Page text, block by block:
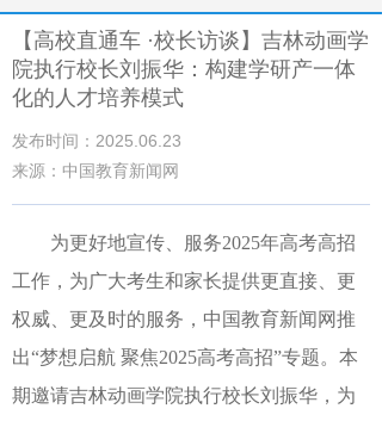
【高校直通车 ·校长访谈】吉林动画学
院执行校长刘振华：构建学研产一体
化的人才培养模式
发布时间：2025.06.23
来源：中国教育新闻网
为更好地宣传、服务2025年高考高招
工作，为广大考生和家长提供更直接、更
权威、更及时的服务，中国教育新闻网推
出“梦想启航 聚焦2025高考高招”专题。本
期邀请吉林动画学院执行校长刘振华，为